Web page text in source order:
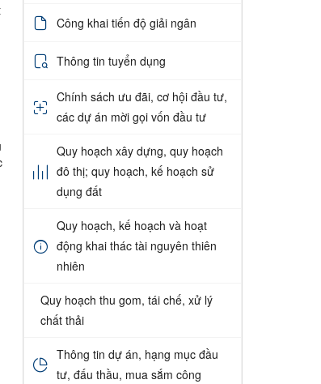
Công khai tiến độ giải ngân
Thông tin tuyển dụng
Chính sách ưu đãi, cơ hội đầu tư,
các dự án mời gọi vốn đầu tư
Quy hoạch xây dựng, quy hoạch
đô thị; quy hoạch, kế hoạch sử
dụng đất
Quy hoạch, kế hoạch và hoạt
động khai thác tài nguyên thiên
nhiên
Quy hoạch thu gom, tái chế, xử lý
chất thải
Thông tin dự án, hạng mục đầu
tư, đấu thầu, mua sắm công